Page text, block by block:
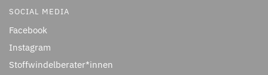
SOCIAL MEDIA
Facebook
Instagram
Stoffwindelberater*innen